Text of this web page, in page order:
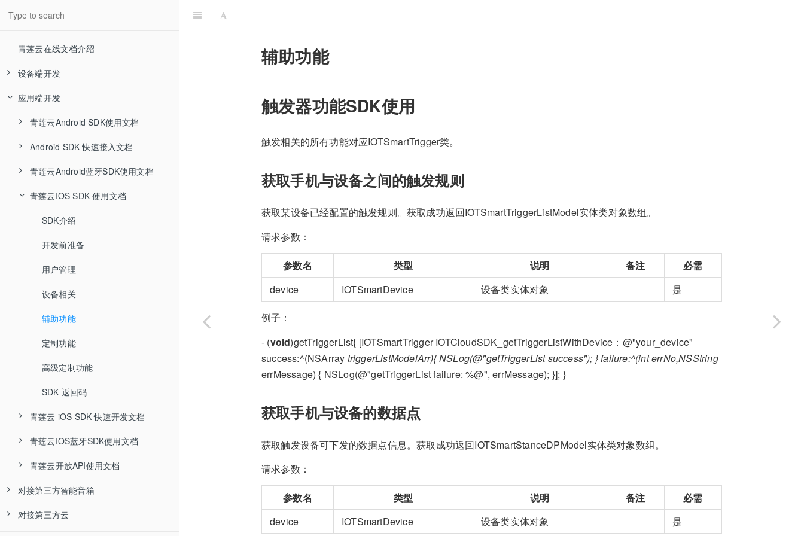
青莲云在线文档介绍
设备端开发
青莲云嵌入式SDK Demo使用文档
软硬件准备
产品开发
功能调试
青莲云串口通信协议
串口通信约定&帧格式说明
基础系统指令
传输数据指令
ota固件升级
高级功能
子设备指令
青莲云网关串口通信协议
串口通信约定&帧格式说明
基础系统指令
传输数据指令
ota固件升级
高级功能
子设备指令
青莲云MCU SDK接口说明文档
SDK初始化
系统功能接口
功能点数据传输接口
OTA升级接口
高级功能接口
子设备功能
青莲云嵌入式SDK开发使用文档
sdk目录结构
系统函数
传输数据
远程升级
设备信息
本地设备存储
子设备功能
青莲云蓝牙BLE SDK开发使用文档
sdk目录结构
系统函数
传输数据
OTA固件升级
高级功能
系统函数
传输数据
高级功能
SDK目录结构
系统函数
传输数据
ota固件升级
高级功能
子设备功能
青莲云OTA升级操作流程
固件发布
固件下载
重启升级
青莲云嵌入式开发FAQ
系统接口
OTA远程升级
云平台
APP
硬件准备
软件准备
MCU+BIN版本烧录准备
烧录固件
ESP8266EX青莲云固件烧录文档
硬件准备
软件准备
MCU+BIN版本烧录准备
LIB版本烧录准备
烧录固件
青莲云公开课FAQ
ESP8266问题
Arduino
云平台
App
其他
青莲云热补丁升级操作流程
补丁发布
拉取补丁列表
请求下载
补丁下载
15分钟制作智能插座
软硬件准备
产品开发
功能调试
软硬件准备
产品开发
应用端开发
青莲云Android SDK使用文档
SDK 介绍
用户管理
设备相关
辅助功能
定制功能
高级定制
SDK 返回码
Android SDK 快速接入文档
SDK
AndroidMinfest．xml配置
注册/登录/发送手机验证码
获取产品列表
设备列表
青莲云Android蓝牙SDK使用文档
SDK介绍
本地蓝牙
云端蓝牙
蓝牙mesh
SDK返回码
青莲云IOS SDK 使用文档
SDK介绍
开发前准备
用户管理
设备相关
辅助功能
定制功能
高级定制功能
SDK 返回码
青莲云 iOS SDK 快速开发文档
SDK介绍
开发前准备
SDK使用
设备设置
青莲云IOS蓝牙SDK使用文档
SDK介绍
开发前准备
蓝牙使用
青莲云开放API使用文档
API域名
用户信息
对接第三方智能音箱
青莲云设备接入亚马逊echo音箱教程
对接第三方云
辅助功能
触发器功能SDK使用
触发相关的所有功能对应IOTSmartTrigger类。
获取手机与设备之间的触发规则
获取某设备已经配置的触发规则。获取成功返回IOTSmartTriggerListModel实体类对象数组。
请求参数：
参数名 类型 说明 备注
必需
device
IOTSmartDevice 设备类实体对象 是
例子：
- (void)getTriggerList{ [IOTSmartTrigger IOTCloudSDK_getTriggerListWithDevice：@"your_device"
success:^(NSArray triggerListModelArr){ NSLog(@"getTriggerList success"); } failure:^(int errNo,NSString
errMessage) { NSLog(@"getTriggerList failure: %@", errMessage); }]; }
获取手机与设备的数据点
获取触发设备可下发的数据点信息。获取成功返回IOTSmartStanceDPModel实体类对象数组。
请求参数：
参数名 类型 说明 备注
必需
device
IOTSmartDevice 设备类实体对象 是